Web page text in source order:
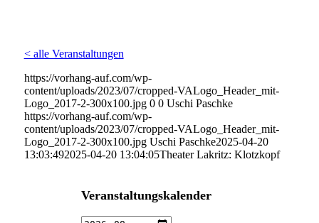
< alle Veranstaltungen
https://vorhang-auf.com/wp-
content/uploads/2023/07/cropped-VALogo_Header_mit-
Logo_2017-2-300x100.jpg 0 0 Uschi Paschke
https://vorhang-auf.com/wp-
content/uploads/2023/07/cropped-VALogo_Header_mit-
Logo_2017-2-300x100.jpg Uschi Paschke2025-04-20
13:03:492025-04-20 13:04:05Theater Lakritz: Klotzkopf
Veranstaltungskalender